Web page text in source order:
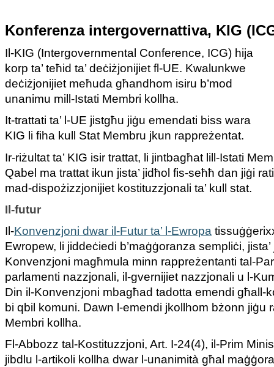
Konferenza intergovernattiva, KIG
Il-KIG (Intergovernmental Conference, ICG) hija
korp ta’ teħid ta’ deċiżjonijiet fl-UE. Kwalunkwe
deċiżjonijiet meħuda għandhom isiru b’mod
unanimu mill-Istati Membri kollha.
It-trattati ta’ l-UE jistgħu jiġu emendati biss wara
KIG li fiha kull Stat Membru jkun rappreżentat.
Ir-riżultat ta’ KIG isir trattat, li jintbagħat lill-Istati
Qabel ma trattat ikun jista’ jidħol fis-seħħ dan jiġi
mad-dispożizzjonijiet kostituzzjonali ta’ kull stat.
Il-futur
Il-Konvenzjoni dwar il-Futur ta’ l-Ewropa
Ewropew, li jiddeċiedi b’maġġoranza sempliċi, jista’
Konvenzjoni magħmula minn rappreżentanti tal-
parlamenti nazzjonali, il-gvernijiet nazzjonali u l-
Din il-Konvenzjoni mbagħad tadotta emendi għall-
bi qbil komuni. Dawn l-emendi jkollhom bżonn jiġu
Membri kollha.
Fl-Abbozz tal-Kostituzzjoni, Art. I-24(4), il-Prim
jibdlu l-artikoli kollha dwar l-unanimità għal